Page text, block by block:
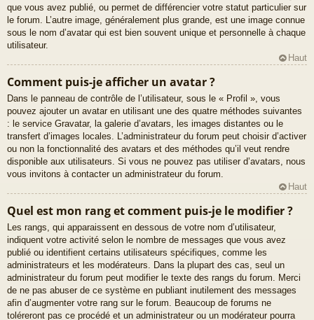
que vous avez publié, ou permet de différencier votre statut particulier sur
le forum. L’autre image, généralement plus grande, est une image connue
sous le nom d’avatar qui est bien souvent unique et personnelle à chaque
utilisateur.
Haut
Comment puis-je afficher un avatar ?
Dans le panneau de contrôle de l’utilisateur, sous le « Profil », vous
pouvez ajouter un avatar en utilisant une des quatre méthodes suivantes
: le service Gravatar, la galerie d’avatars, les images distantes ou le
transfert d’images locales. L’administrateur du forum peut choisir d’activer
ou non la fonctionnalité des avatars et des méthodes qu’il veut rendre
disponible aux utilisateurs. Si vous ne pouvez pas utiliser d’avatars, nous
vous invitons à contacter un administrateur du forum.
Haut
Quel est mon rang et comment puis-je le modifier ?
Les rangs, qui apparaissent en dessous de votre nom d’utilisateur,
indiquent votre activité selon le nombre de messages que vous avez
publié ou identifient certains utilisateurs spécifiques, comme les
administrateurs et les modérateurs. Dans la plupart des cas, seul un
administrateur du forum peut modifier le texte des rangs du forum. Merci
de ne pas abuser de ce système en publiant inutilement des messages
afin d’augmenter votre rang sur le forum. Beaucoup de forums ne
toléreront pas ce procédé et un administrateur ou un modérateur pourra